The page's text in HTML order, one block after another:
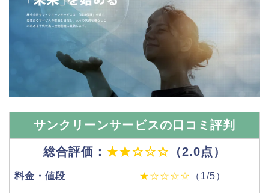
サンクリーンサービスの口コミ評判
総合評価： ★★☆☆☆ （2.0点）
料金・値段 ★☆☆☆☆ （1/5）